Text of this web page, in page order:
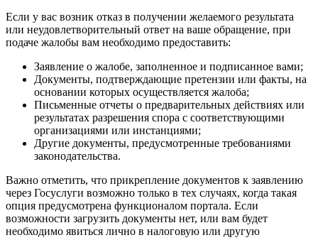
Если у вас возник отказ в получении желаемого результата
или неудовлетворительный ответ на ваше обращение, при
подаче жалобы вам необходимо предоставить:
Заявление о жалобе, заполненное и подписанное вами;
Документы, подтверждающие претензии или факты, на
основании которых осуществляется жалоба;
Письменные отчеты о предварительных действиях или
результатах разрешения спора с соответствующими
организациями или инстанциями;
Другие документы, предусмотренные требованиями
законодательства.
Важно отметить, что прикрепление документов к заявлению
через Госуслуги возможно только в тех случаях, когда такая
опция предусмотрена функционалом портала. Если
возможности загрузить документы нет, или вам будет
необходимо явиться лично в налоговую или другую